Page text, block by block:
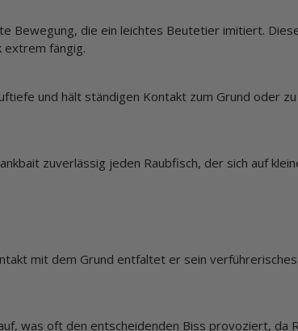
Bewegung, die ein leichtes Beutetier imitiert.
extrem fängig.
und hält ständigen Kontakt zum Grund oder zu
zuverlässig jeden Raubfisch, der sich auf
mit dem Grund entfaltet er sein verführerisches
was oft den entscheidenden Biss provoziert, da